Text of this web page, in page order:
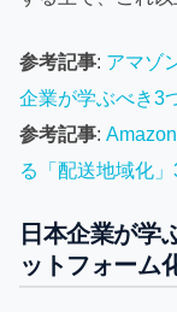
参考記事: アマゾ
企業が学ぶべき3
参考記事:
る「配送地域化
日本企業が学
ットフォーム